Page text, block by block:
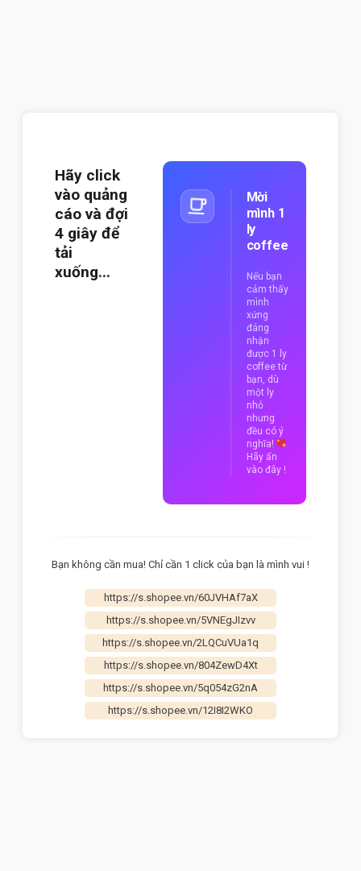
Hãy click
vào quảng
cáo và đợi
3 giây để
tải
xuống...
Mời
mình 1
ly
coffee
Nếu bạn
cảm thấy
mình
xứng
đáng
nhận
được 1 ly
coffee từ
bạn, dù
một ly
nhỏ
nhưng
đều có ý
nghĩa!
Hãy ấn
vào đây !
Bạn không cần mua! Chỉ cần 1 click của bạn là mình vui !
https://s.shopee.vn/60JVHAf7aX
https://s.shopee.vn/5VNEgJIzvv
https://s.shopee.vn/2LQCuVUa1q
https://s.shopee.vn/804ZewD4Xt
https://s.shopee.vn/5q054zG2nA
https://s.shopee.vn/12I8I2WKO